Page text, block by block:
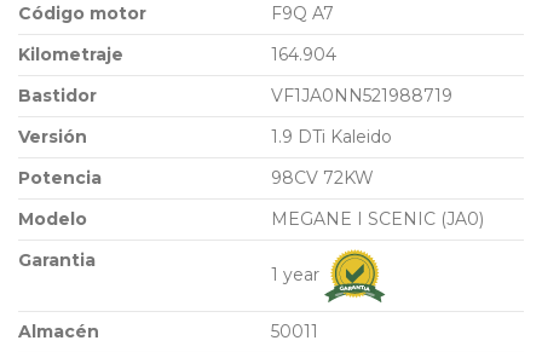
Código motor
F9Q A7
Kilometraje
164.904
Bastidor
VF1JA0NN521988719
Versión
1.9 DTi Kaleido
Potencia
98CV 72KW
Modelo
MEGANE I SCENIC (JA0)
Garantia
1 year
Almacén
50011